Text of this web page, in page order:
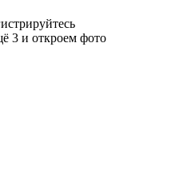
3 и откроем фото